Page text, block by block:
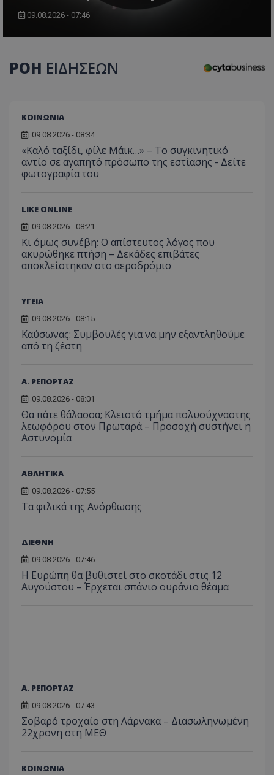
09.08.2026 - 07:46
ΡΟΗ ΕΙΔΗΣΕΩΝ
ΚΟΙΝΩΝΙΑ
09.08.2026 - 08:34
«Καλό ταξίδι, φίλε Μάικ…» – Το συγκινητικό
αντίο σε αγαπητό πρόσωπο της εστίασης - Δείτε
φωτογραφία του
LIKE ONLINE
09.08.2026 - 08:21
Κι όμως συνέβη: Ο απίστευτος λόγος που
ακυρώθηκε πτήση – Δεκάδες επιβάτες
αποκλείστηκαν στο αεροδρόμιο
ΥΓΕΙΑ
09.08.2026 - 08:15
Kαύσωνας: Συμβουλές για να μην εξαντληθούμε
από τη ζέστη
Α. ΡΕΠΟΡΤΑΖ
09.08.2026 - 08:01
Θα πάτε θάλασσα; Κλειστό τμήμα πολυσύχναστης
λεωφόρου στον Πρωταρά – Προσοχή συστήνει η
Αστυνομία
ΑΘΛΗΤΙΚΑ
09.08.2026 - 07:55
Τα φιλικά της Ανόρθωσης
ΔΙΕΘΝΗ
09.08.2026 - 07:46
Η Ευρώπη θα βυθιστεί στο σκοτάδι στις 12
Αυγούστου – Έρχεται σπάνιο ουράνιο θέαμα
Α. ΡΕΠΟΡΤΑΖ
09.08.2026 - 07:43
Σοβαρό τροχαίο στη Λάρνακα – Διασωληνωμένη
22χρονη στη ΜΕΘ
ΚΟΙΝΩΝΙΑ